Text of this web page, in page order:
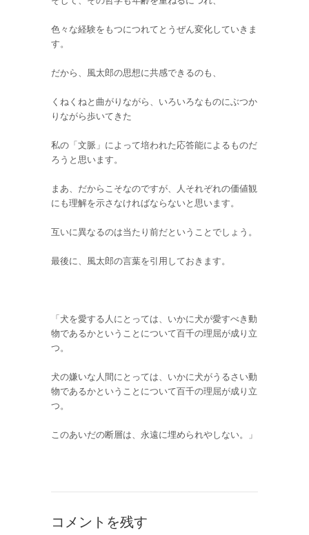
色々な経験をもつにつれてとうぜん変化していきま
す。
だから、風太郎の思想に共感できるのも、
くねくねと曲がりながら、いろいろなものにぶつか
りながら歩いてきた
私の「文脈」によって培われた応答能によるものだ
ろうと思います。
まあ、だからこそなのですが、人それぞれの価値観
にも理解を示さなければならないと思います。
互いに異なるのは当たり前だということでしょう。
最後に、風太郎の言葉を引用しておきます。
「犬を愛する人にとっては、いかに犬が愛すべき動
物であるかということについて百千の理屈が成り立
つ。
犬の嫌いな人間にとっては、いかに犬がうるさい動
物であるかということについて百千の理屈が成り立
つ。
このあいだの断層は、永遠に埋められやしない。」
コメントを残す